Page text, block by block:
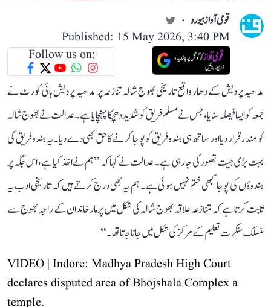
قومی آواز بیورو
Published: 15 May 2026, 3:40 PM
Follow us on:
مدھیہ پردیش کے دھار واقع تاریخی بھوج شالہ تنازعہ پر مدھیہ پردیش ہائی کورٹ نے
جمعہ کو ایسا فیصلہ سنایا، جس نے مسلم فریق کو شدید دھچکا پہنچایا ہے۔ عدالت نے بھوج شالہ
کو مندر قرار دیا اور ساتھ ہی ہندو فریق کو پوجا کرنے کا حق بھی دے دیا۔ یہ ہندو فریق کی
بہت بڑی جیت تصور کی جا رہی ہے۔ عدالت نے کہا کہ ’’ہم نے اخذ کیا ہے، اس جگہ پر
ہندوؤں کی پوجا کبھی ختم نہیں ہوئی ہے۔ ہم یہ بھی درج کرتے ہیں کہ تاریخی ادب یہ
ثابت کرتا ہے کہ متنازعہ علاقہ بھوج شالہ کی شکل میں پرمار خاندان کے راجہ بھوج سے
منسلک سنکرت تعلیم کے مرکز کی شکل میں جانا جاتا تھا۔‘‘
VIDEO | Indore: Madhya Pradesh High Court
declares disputed area of Bhojshala Complex a
temple.